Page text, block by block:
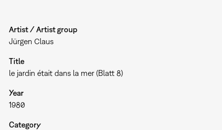
Artist / Artist group
Jürgen Claus
Title
le jardin était dans la mer (Blatt 8)
Year
1980
Category